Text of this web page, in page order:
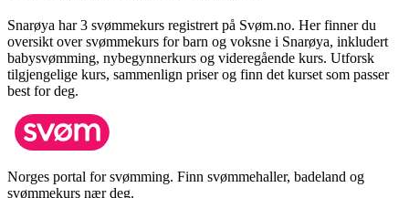
Snarøya har3 svømmekurs registrert på Svøm.no. Her finner du
oversikt over svømmekurs for barn og voksne i Snarøya, inkludert
babysvømming, nybegynnerkurs og videregående kurs. Utforsk
tilgjengelige kurs, sammenlign priser og finn det kurset som passer
best for deg.
Norges portal for svømming. Finn svømmehaller, badeland og
svømmekurs nær deg.